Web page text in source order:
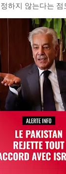
하지 않는다는 점